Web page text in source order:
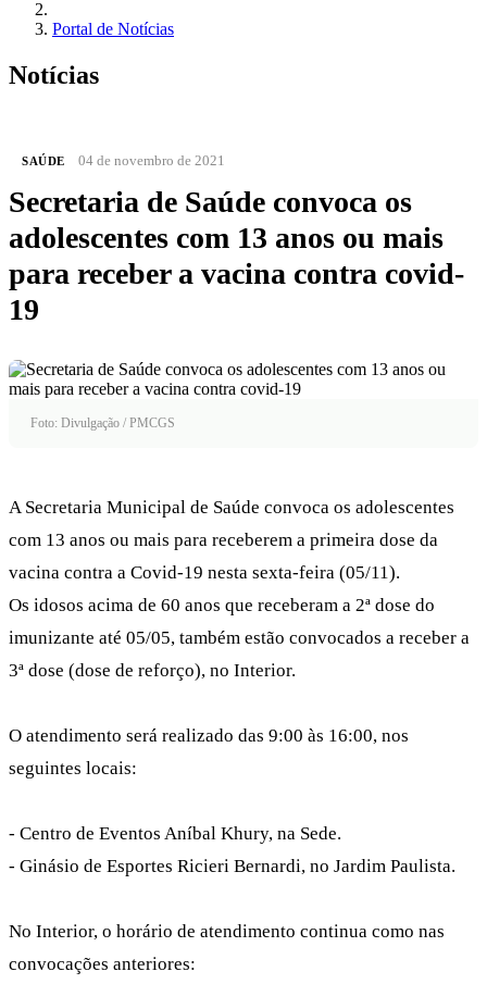
Portal de Notícias
Notícias
SAÚDE 04 de novembro de 2021
Secretaria de Saúde convoca os
adolescentes com 13 anos ou mais
para receber a vacina contra covid-
19
Foto: Divulgação / PMCGS
A Secretaria Municipal de Saúde convoca os adolescentes
com 13 anos ou mais para receberem a primeira dose da
vacina contra a Covid-19 nesta sexta-feira (05/11).
Os idosos acima de 60 anos que receberam a 2ª dose do
imunizante até 05/05, também estão convocados a receber a
3ª dose (dose de reforço), no Interior.
O atendimento será realizado das 9:00 às 16:00, nos
seguintes locais:
- Centro de Eventos Aníbal Khury, na Sede.
- Ginásio de Esportes Ricieri Bernardi, no Jardim Paulista.
No Interior, o horário de atendimento continua como nas
convocações anteriores: